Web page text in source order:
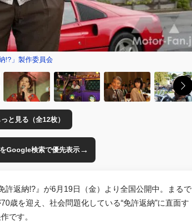
!?」製作委員会
と見る（全12枚）
Google検索で優先表示→
返納!?』が6月19日（金）より全国公開中。まるで
歳を迎え、社会問題化している“免許返納”に直面す
です。